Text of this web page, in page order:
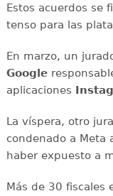
Estos acuerdos se
tenso para las
En marzo, un
Google
aplicaciones
La víspera, otro
condenado a Meta
haber expuesto a
Más de 30 fiscales